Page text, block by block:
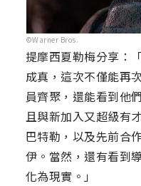
©Warner Bros.
提摩西夏勒梅分享：
成真，這次不僅能再
員齊聚，還能看到他
且與新加入又超級有
巴特勒，以及先前合
伊。當然，還有看到
化為現實。」